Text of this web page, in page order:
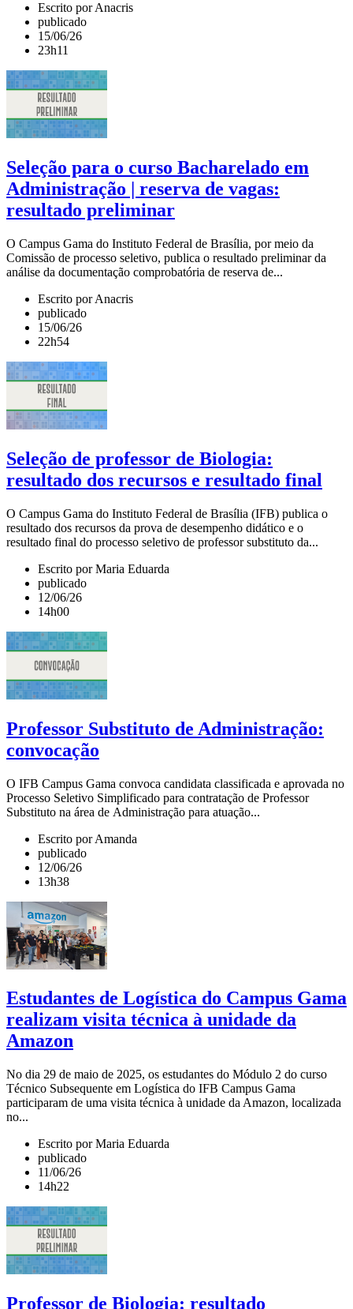
Escrito por Anacris
publicado
15/06/26
23h11
Seleção para o curso Bacharelado em
Administração | reserva de vagas:
resultado preliminar
O Campus Gama do Instituto Federal de Brasília, por meio da
Comissão de processo seletivo, publica o resultado preliminar da
análise da documentação comprobatória de reserva de...
Escrito por Anacris
publicado
15/06/26
22h54
Seleção de professor de Biologia:
resultado dos recursos e resultado final
O Campus Gama do Instituto Federal de Brasília (IFB) publica o
resultado dos recursos da prova de desempenho didático e o
resultado final do processo seletivo de professor substituto da...
Escrito por Maria Eduarda
publicado
12/06/26
14h00
Professor Substituto de Administração:
convocação
O IFB Campus Gama convoca candidata classificada e aprovada no
Processo Seletivo Simplificado para contratação de Professor
Substituto na área de Administração para atuação...
Escrito por Amanda
publicado
12/06/26
13h38
Estudantes de Logística do Campus Gama
realizam visita técnica à unidade da
Amazon
No dia 29 de maio de 2025, os estudantes do Módulo 2 do curso
Técnico Subsequente em Logística do IFB Campus Gama
participaram de uma visita técnica à unidade da Amazon, localizada
no...
Escrito por Maria Eduarda
publicado
11/06/26
14h22
Professor de Biologia: resultado